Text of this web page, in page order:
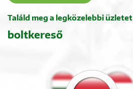
Találd meg a legközelebbi üzletet
boltkereső